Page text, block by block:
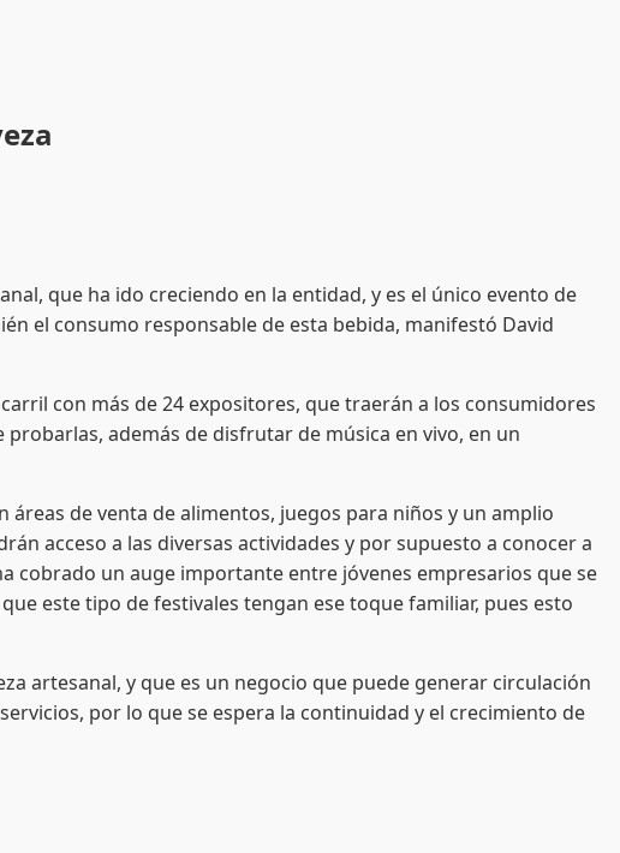
que ha ido creciendo en la entidad, y es el único evento de
el consumo responsable de esta bebida, manifestó David
con más de 24 expositores, que traerán a los consumidores
además de disfrutar de música en vivo, en un
de venta de alimentos, juegos para niños y un amplio
acceso a las diversas actividades y por supuesto a conocer a
cobrado un auge importante entre jóvenes empresarios que se
este tipo de festivales tengan ese toque familiar, pues esto
y que es un negocio que puede generar circulación
por lo que se espera la continuidad y el crecimiento de